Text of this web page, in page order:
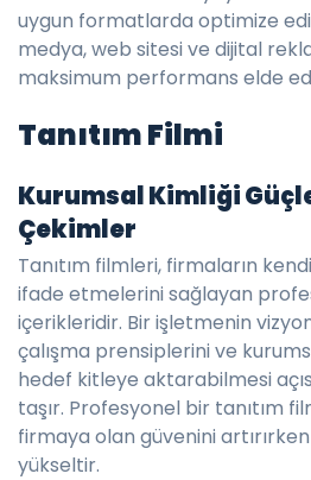
uygun formatlarda optimize
medya, web sitesi ve dijital
maksimum performans elde
Tanıtım Filmi
Kurumsal Kimliği
Çekimler
Tanıtım filmleri, firmaların
ifade etmelerini sağlayan
içerikleridir. Bir işletmenin
çalışma prensiplerini ve
hedef kitleye aktarabilmesi
taşır. Profesyonel bir tanıtım
firmaya olan güvenini
yükseltir.